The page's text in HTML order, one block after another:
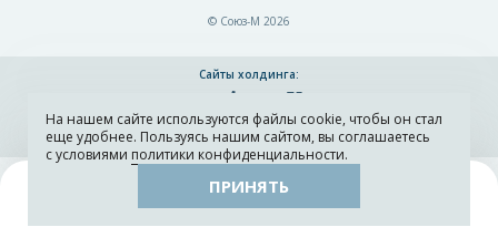
Каталог Остатки тканей
© Союз-М 2026
Сайты холдинга:
Разработка и поддержка сайта ADN
На нашем сайте используются файлы cookie, чтобы он стал
еще удобнее. Пользуясь нашим сайтом, вы соглашаетесь
с условиями политики конфиденциальности.
ПРИНЯТЬ